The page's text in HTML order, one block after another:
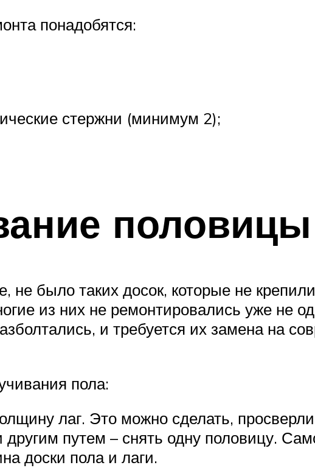
понадобятся:
стержни (минимум 2);
половицы
не было таких досок, которые не
из них не ремонтировались уже не
и требуется их замена на
пола:
лаг. Это можно сделать,
путем – снять одну половицу.
доски пола и лаги.